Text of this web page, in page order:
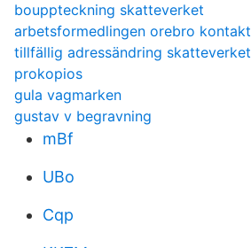
bouppteckning skatteverket
arbetsformedlingen orebro kontakt
tillfällig adressändring skatteverket
prokopios
gula vagmarken
gustav v begravning
mBf
UBo
Cqp